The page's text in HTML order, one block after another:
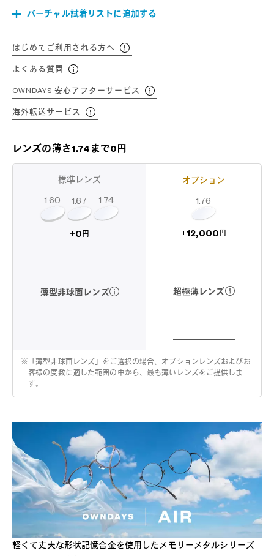
バーチャル試着リストに追加する
はじめてご利用される方へ
よくある質問
OWNDAYS 安心アフターサービス
海外転送サービス
レンズの薄さ1.74まで0円
標準レンズ
1.60 1.67 1.74
+0 円
薄型非球面レンズ
オプション
1.76
+12,000 円
超極薄レンズ
※
「薄型非球面レンズ」をご選択の場合、オプションレンズおよびお
客様の度数に適した範囲の中から、最も薄いレンズをご提供しま
す。
軽くて丈夫な形状記憶合金を使用したメモリーメタルシリーズ